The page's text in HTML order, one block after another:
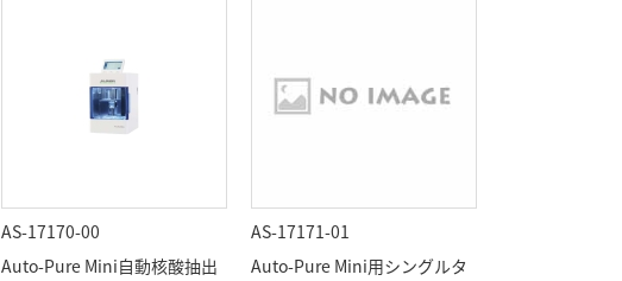
AS-17170-00
Auto-Pure Mini自動核酸抽出
AS-17171-01
Auto-Pure Mini用シングルタ